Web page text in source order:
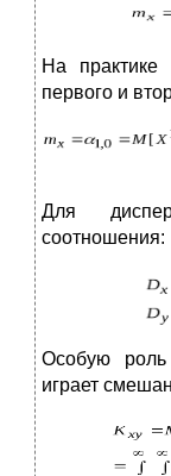
На практике
первого и
Для
соотношения:
Особую
играет